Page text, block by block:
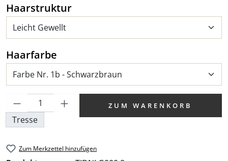
Haarstrukturauswählen
Haarfarbe
Produkt Anzahl: Gib den gewünschten
Tresse
ZUM WARENKORB
Zum Merkzettel hinzufügen